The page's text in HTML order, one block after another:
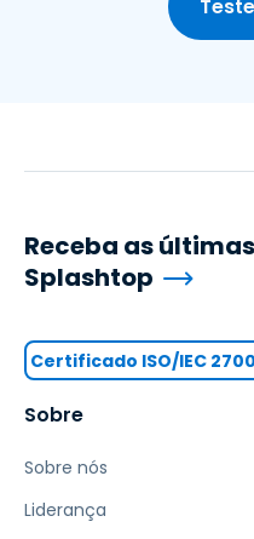
Sobre
Sobre nós
Liderança
Receba as
Splashtop
Certificado ISO/IEC